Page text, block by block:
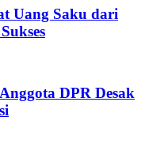
Uang Saku dari
DPR Desak